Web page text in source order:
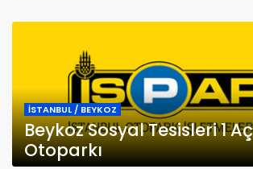
İSTANBUL / BEYKOZ
Beykoz Sosyal Tesisleri 1
Otoparkı